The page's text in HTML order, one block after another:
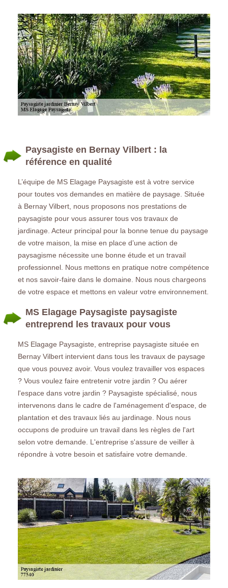
Paysagiste en Bernay Vilbert : la
référence en qualité
L’équipe de MS Elagage Paysagiste est à votre service
pour toutes vos demandes en matière de paysage. Située
à Bernay Vilbert, nous proposons nos prestations de
paysagiste pour vous assurer tous vos travaux de
jardinage. Acteur principal pour la bonne tenue du paysage
de votre maison, la mise en place d’une action de
paysagisme nécessite une bonne étude et un travail
professionnel. Nous mettons en pratique notre compétence
et nos savoir-faire dans le domaine. Nous nous chargeons
de votre espace et mettons en valeur votre environnement.
MS Elagage Paysagiste paysagiste
entreprend les travaux pour vous
MS Elagage Paysagiste, entreprise paysagiste située en
Bernay Vilbert intervient dans tous les travaux de paysage
que vous pouvez avoir. Vous voulez travailler vos espaces
? Vous voulez faire entretenir votre jardin ? Ou aérer
l'espace dans votre jardin ? Paysagiste spécialisé, nous
intervenons dans le cadre de l'aménagement d'espace, de
plantation et des travaux liés au jardinage. Nous nous
occupons de produire un travail dans les règles de l'art
selon votre demande. L'entreprise s'assure de veiller à
répondre à votre besoin et satisfaire votre demande.